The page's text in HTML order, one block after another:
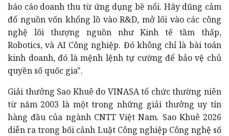
báo cáo doanh thu từ ứng dụng bề nổi. Hãy dũng cảm
đổ nguồn vốn khổng lồ vào R&D, mở lối vào các công
nghệ lõi thượng nguồn như Kinh tế tầm thấp,
Robotics, và AI Công nghiệp. Đó không chỉ là bài toán
kinh doanh, đó là mệnh lệnh tự cường để bảo vệ chủ
quyền số quốc gia".
Giải thưởng Sao Khuê do VINASA tổ chức thường niên
từ năm 2003 là một trong những giải thưởng uy tín
hàng đầu của ngành CNTT Việt Nam. Sao Khuê 2026
diễn ra trong bối cảnh Luật Công nghiệp Công nghệ số